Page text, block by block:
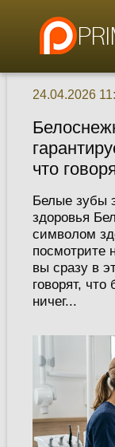
24.04.2026
что
Белые зубы
здоровья
символом
посмотрите
вы сразу в
говорят,
ничег...